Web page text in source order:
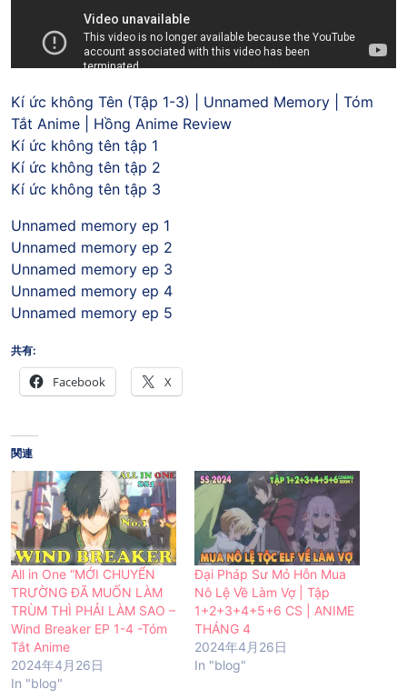
Kí ức không Tên (Tập 1-3) | Unnamed Memory | Tóm
Tắt Anime | Hồng Anime Review
Kí ức không tên tập 1
Kí ức không tên tập 2
Kí ức không tên tập 3
Unnamed memory ep 1
Unnamed memory ep 2
Unnamed memory ep 3
Unnamed memory ep 4
Unnamed memory ep 5
共有:
Facebook X
関連
All in One “MỚI CHUYỂN
TRƯỜNG ĐÃ MUỐN LÀM
TRÙM THÌ PHẢI LÀM SAO –
Wind Breaker EP 1-4 -Tóm
Tắt Anime
2024年4月26日
In "blog"
Đại Pháp Sư Mỏ Hỗn Mua
Nô Lệ Về Làm Vợ | Tập
1+2+3+4+5+6 CS | ANIME
THÁNG 4
2024年4月26日
In "blog"